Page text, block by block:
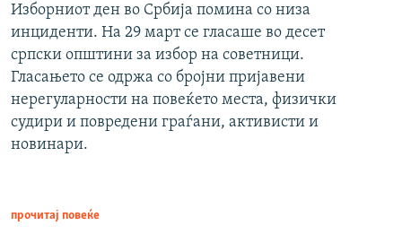
Изборниот ден во Србија помина со низа
инциденти. На 29 март се гласаше во десет
српски општини за избор на советници.
Гласањето се одржа со бројни пријавени
нерегуларности на повеќето места, физички
судири и повредени граѓани, активисти и
новинари.
прочитај повеќе